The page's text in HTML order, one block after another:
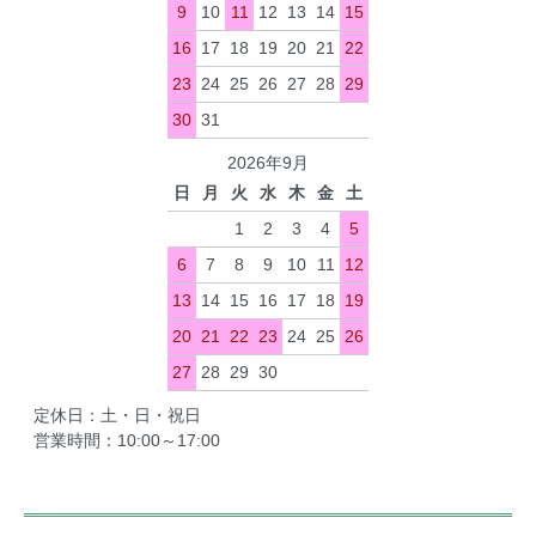
9 10 11 12 13 14 15
16 17 18 19 20 21
22
23
24 25 26 27 28
29
30 31
2026年9月
日
月 火 水 木 金
土
1
2 3 4
5
6
7 8 9 10 11
12
13
14 15 16 17 18
19
20 21 22 23 24 25 26
27
28 29 30
定休日：土・日・祝日
営業時間：10:00～17:00